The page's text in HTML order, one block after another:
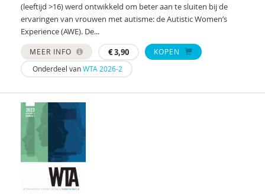
Drs. A . van der Sijde
Susan A. H. van Hooren
Alide A. Heuvelink
Drs. A. Scheeren
Annelies A. Spek
Laurie A. Stowe
Dr. A.A. Spek
(leeftijd >16) werd ontwikkeld om beter aan te sluiten bij de
ervaringen van vrouwen met autisme: de Autistic Women’s
Experience (AWE). De...
MEER INFO €3,90
KOPEN
Onderdeel vanWTA 2026-2